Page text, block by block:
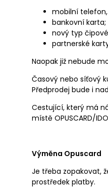
mobilní telefon,
bankovní karta;
nový typ
partnerské
Naopak již nebude
Časový nebo síťový
Předprodej bude i
Cestující, který má
místě OPUSCARD/
Výměna Opuscard
Je třeba zopakovat,
prostředek platby.